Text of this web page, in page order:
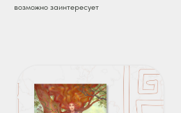
возможно заинтересует